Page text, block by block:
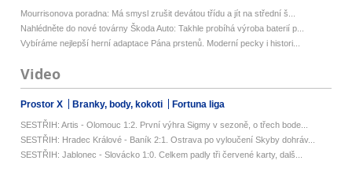
Mourrisonova poradna: Má smysl zrušit devátou třídu a jít na střední š...
Nahlédněte do nové továrny Škoda Auto: Takhle probíhá výroba baterií p...
Vybíráme nejlepší herní adaptace Pána prstenů. Moderní pecky i histori...
Video
Prostor X Branky, body, kokoti Fortuna liga
SESTŘIH: Artis - Olomouc 1:2. První výhra Sigmy v sezoně, o třech bode...
SESTŘIH: Hradec Králové - Baník 2:1. Ostrava po vyloučení Skyby dohráv...
SESTŘIH: Jablonec - Slovácko 1:0. Celkem padly tři červené karty, dalš...